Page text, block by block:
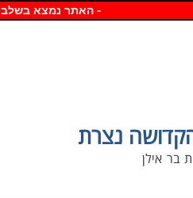
-האתר נמצא
נצרת
בר אילן